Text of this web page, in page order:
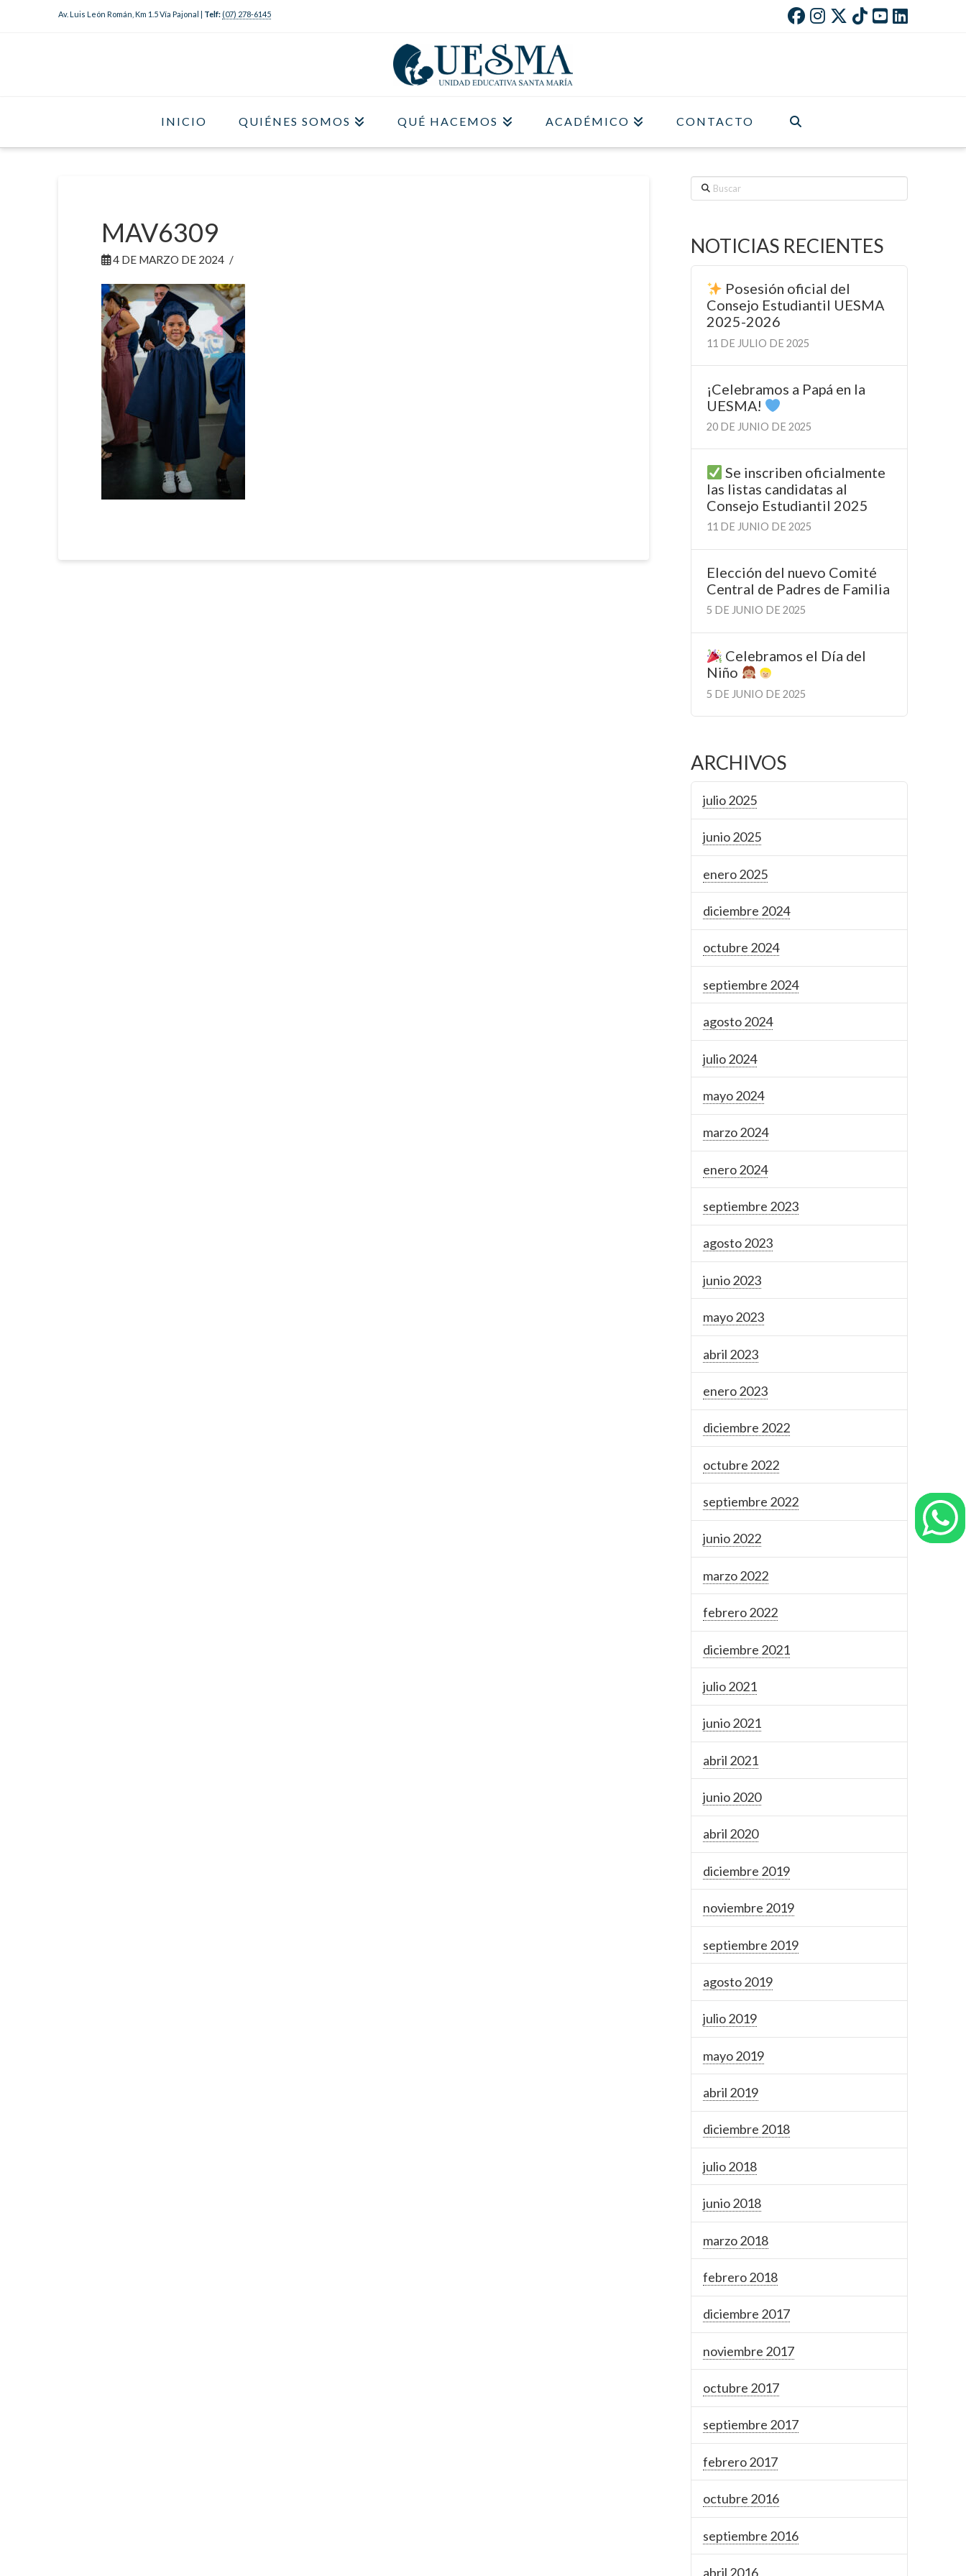
Av. Luis León Román, Km 1.5 Vía Pajonal | Telf: (07) 278-6145
INICIO QUIÉNES SOMOS QUÉ HACEMOS ACADÉMICO CONTACTO
MAV6309
4 DE MARZO DE 2024
Buscar
NOTICIAS RECIENTES
Posesión oficial del
Consejo Estudiantil UESMA
2025-2026
11 DE JULIO DE 2025
¡Celebramos a Papá en la
UESMA!
20 DE JUNIO DE 2025
Se inscriben oficialmente
las listas candidatas al
Consejo Estudiantil 2025
11 DE JUNIO DE 2025
Elección del nuevo Comité
Central de Padres de Familia
5 DE JUNIO DE 2025
Celebramos el Día del
Niño
5 DE JUNIO DE 2025
ARCHIVOS
julio 2025
junio 2025
enero 2025
diciembre 2024
octubre 2024
septiembre 2024
agosto 2024
julio 2024
mayo 2024
marzo 2024
enero 2024
septiembre 2023
agosto 2023
junio 2023
mayo 2023
abril 2023
enero 2023
diciembre 2022
octubre 2022
septiembre 2022
junio 2022
marzo 2022
febrero 2022
diciembre 2021
julio 2021
junio 2021
abril 2021
junio 2020
abril 2020
diciembre 2019
noviembre 2019
septiembre 2019
agosto 2019
julio 2019
mayo 2019
abril 2019
diciembre 2018
julio 2018
junio 2018
marzo 2018
febrero 2018
diciembre 2017
noviembre 2017
octubre 2017
septiembre 2017
febrero 2017
octubre 2016
septiembre 2016
abril 2016